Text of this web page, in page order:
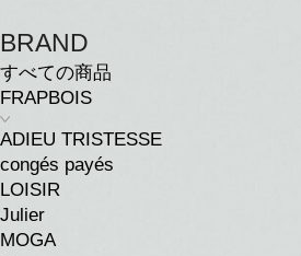
BRAND
すべての商品
FRAPBOIS
ADIEU TRISTESSE
congés payés
LOISIR
Julier
MOGA